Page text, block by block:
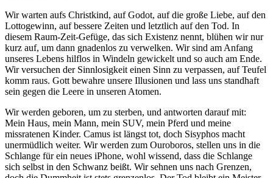
Wir warten aufs Christkind, auf Godot, auf die große Liebe, auf den
Lottogewinn, auf bessere Zeiten und letztlich auf den Tod. In
diesem Raum-Zeit-Gefüge, das sich Existenz nennt, blühen wir nur
kurz auf, um dann gnadenlos zu verwelken. Wir sind am Anfang
unseres Lebens hilflos in Windeln gewickelt und so auch am Ende.
Wir versuchen der Sinnlosigkeit einen Sinn zu verpassen, auf Teufel
komm raus. Gott bewahre unsere Illusionen und lass uns standhaft
sein gegen die Leere in unseren Atomen.
Wir werden geboren, um zu sterben, und antworten darauf mit:
Mein Haus, mein Mann, mein SUV, mein Pferd und meine
missratenen Kinder. Camus ist längst tot, doch Sisyphos macht
unermüdlich weiter. Wir werden zum Ouroboros, stellen uns in die
Schlange für ein neues iPhone, wohl wissend, dass die Schlange
sich selbst in den Schwanz beißt. Wir sehnen uns nach Grenzen,